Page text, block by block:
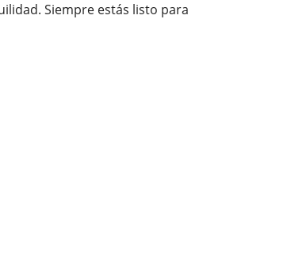
Siempre estás listo para